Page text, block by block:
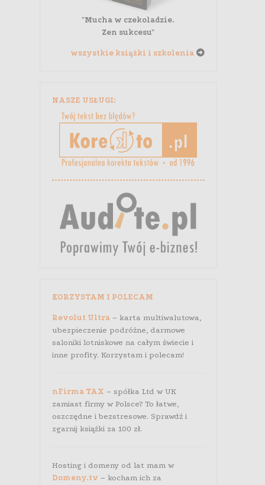
"Mucha w czekoladzie.
Zen sukcesu"
wszystkie książki i szkolenia
NASZE USŁUGI:
KORZYSTAM I POLECAM
Revolut Ultra– karta multiwalutowa,
ubezpieczenie podróżne, darmowe
saloniki lotniskowe na całym świecie i
inne profity. Korzystam i polecam!
nFirma TAX – spółka Ltd w UK
zamiast firmy w Polsce? To łatwe,
oszczędne i bezstresowe. Sprawdź i
zgarnij książki za 100 zł.
Hosting i domeny od lat mam w
Domeny.tv – kocham ich za